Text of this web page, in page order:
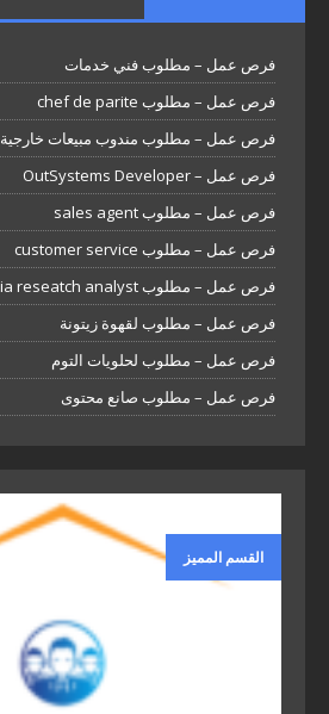
فرص عمل – مطلوب فني خدمات
فرص عمل – مطلوب chef de parite
فرص عمل – مطلوب مندوب مبيعات خارجية
فرص عمل – OutSystems Developer
فرص عمل – مطلوب sales agent
فرص عمل – مطلوب customer service
فرص عمل – مطلوب media reseatch analyst
فرص عمل – مطلوب لقهوة زيتونة
فرص عمل – مطلوب لحلويات التوم
فرص عمل – مطلوب صانع محتوى
القسم المميز